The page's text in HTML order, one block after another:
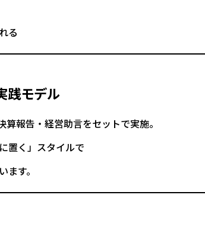
る
践モデル
報告・経営助言をセットで実施。
置く」スタイルで
す。